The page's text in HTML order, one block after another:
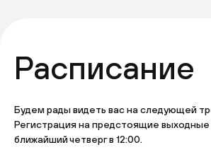
Расписание
Будем рады видеть вас на следующей
Регистрация на предстоящие выходные
ближайший четверг в 12:00.